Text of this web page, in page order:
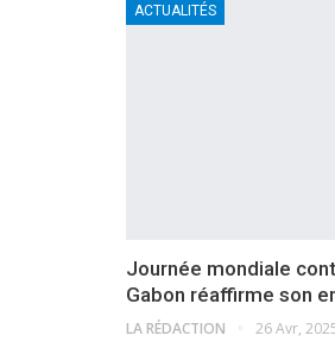
ACTUALITÉS
Journée mondiale
Gabon réaffirme son
LA RÉDACTION 26 Avr,